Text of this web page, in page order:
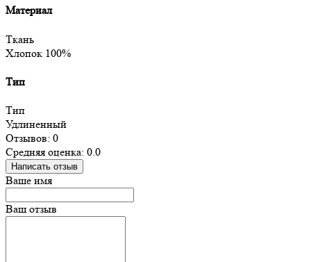
Материал
Ткань
Хлопок 100%
Тип
Тип
Удлиненный
Отзывов: 0
Средняя оценка: 0.0
Написать отзыв
Ваше имя
Ваш отзыв